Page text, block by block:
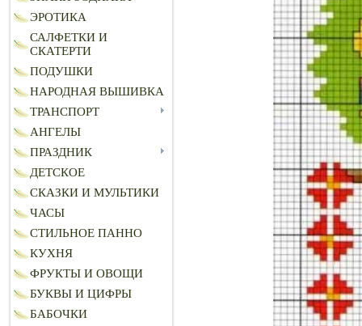
ЭРОТИКА
САЛФЕТКИ И
СКАТЕРТИ
ПОДУШКИ
НАРОДНАЯ ВЫШИВКА
ТРАНСПОРТ
АНГЕЛЫ
ПРАЗДНИК
ДЕТСКОЕ
СКАЗКИ И МУЛЬТИКИ
ЧАСЫ
СТИЛЬНОЕ ПАННО
КУХНЯ
ФРУКТЫ И ОВОЩИ
БУКВЫ И ЦИФРЫ
БАБОЧКИ